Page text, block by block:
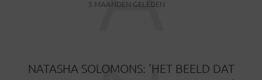
5 MAANDEN GELEDEN
NATASHA SOLOMONS: ‘HET BEELD DAT